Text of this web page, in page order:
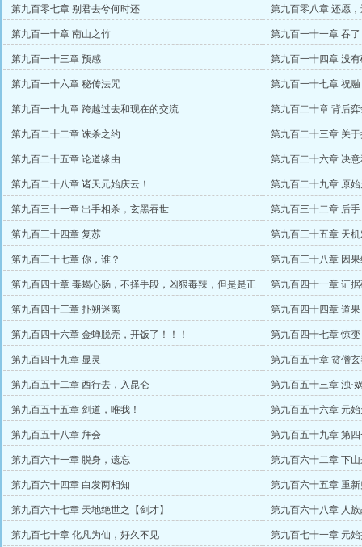
第九百零七章 别君去兮何时还 第九百零八章 还愿
第九百一十章 南山之竹 第九百一十一章 吞了
第九百一十三章 预感 第九百一十四章 没
第九百一十六章 秘传法咒 第九百一十七章 祝融
第九百一十九章 跨越过去和现在的交流 第九百二十章 背后弈
第九百二十二章 诛杀之约 第九百二十三章 关
第九百二十五章 论道缘由 第九百二十六章 决
第九百二十八章 诸天元始庆云！ 第九百二十九章 原
第九百三十一章 出手相杀，玄黑吞世 第九百三十二章 后手
第九百三十四章 复苏 第九百三十五章 天
第九百三十七章 你，谁？ 第九百三十八章 因
第九百四十章 毒蝎心肠，不择手段，凶狠毒辣，但是是正
道柱梁！
第九百四十一章 证
第九百四十三章 扑朔迷离 第九百四十四章 道
第九百四十六章 金蝉脱壳，开饭了！！！ 第九百四十七章 惊变
第九百四十九章 显灵 第九百五十章 贫僧玄
第九百五十二章 西行去，入昆仑 第九百五十三章 浊·
第九百五十五章 剑道，唯我！ 第九百五十六章 元
第九百五十八章 拜会 第九百五十九章 第
第九百六十一章 脱身，遗忘 第九百六十二章 下山
第九百六十四章 白发两相知 第九百六十五章 重
第九百六十七章 天地绝世之【剑才】 第九百六十八章 人
第九百七十章 化凡为仙，好久不见 第九百七十一章 元